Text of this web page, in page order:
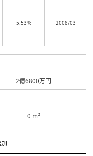
5.53% 2008/03
2億6800万円
0 m²